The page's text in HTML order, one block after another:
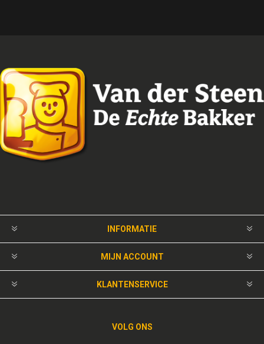
INFORMATIE
MIJN ACCOUNT
KLANTENSERVICE
VOLG ONS